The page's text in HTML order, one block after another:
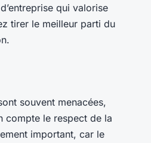
qui valorise
tirer le meilleur parti du
souvent menacées,
compte le respect de la
important, car le